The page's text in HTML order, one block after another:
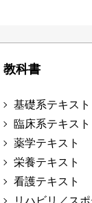
教科書
基礎系テキスト
臨床系テキスト
薬学テキスト
栄養テキスト
看護テキスト
リハビリ／ス